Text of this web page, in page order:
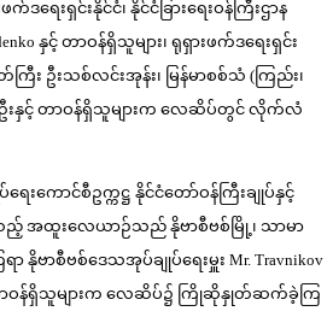
ရေးရှင်းနိုင်ငံ၊ နိုင်ငံခြားရေးဝန်ကြီးဌာန
နှင့် တာဝန်ရှိသူများ၊ ရုရှားဖက်ဒရေးရှင်း
ြီး ဦးသစ်လင်းအုန်း၊ မြန်မာစစ်သံ (ကြည်း၊
းဦးနှင့် တာဝန်ရှိသူများက လေဆိပ်တွင် လိုက်လံ
းကောင်စီဥက္ကဋ္ဌ နိုင်ငံတော်ဝန်ကြီးချုပ်နှင့်
သည့် အထူးလေယာဉ်သည် နိုဗာစီဗစ်မြို့၊ သာမာ
ဗာစီဗစ်ဒေသအုပ်ချုပ်ရေးမှူး Mr. Travnikov
င့် တာဝန်ရှိသူများက လေဆိပ်၌ ကြိုဆိုနှုတ်ဆက်ခဲ့ကြ